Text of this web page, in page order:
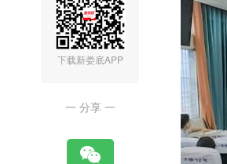
下载新娄底APP
一 分享 一